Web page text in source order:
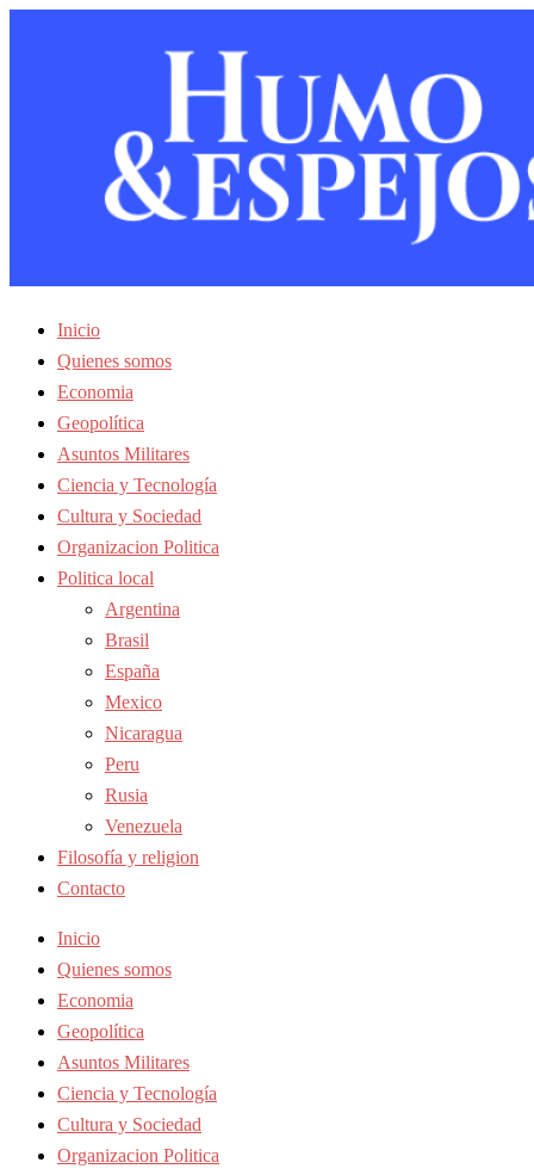
Inicio
Quienes somos
Economia
Geopolítica
Asuntos Militares
Ciencia y Tecnología
Cultura y Sociedad
Organizacion Politica
Politica local
Argentina
Brasil
España
Mexico
Nicaragua
Peru
Rusia
Venezuela
Filosofía y religion
Contacto
Inicio
Quienes somos
Economia
Geopolítica
Asuntos Militares
Ciencia y Tecnología
Cultura y Sociedad
Organizacion Politica